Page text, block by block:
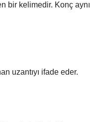
bir kelimedir. Konç aynı
uzantıyı ifade eder.